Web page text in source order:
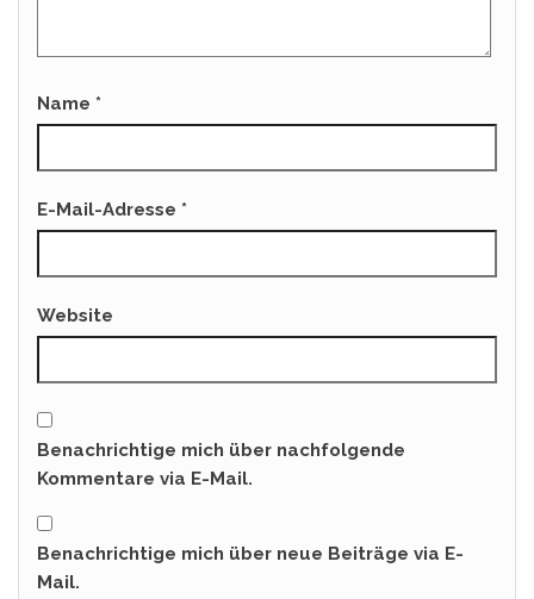
Name *
E-Mail-Adresse *
Website
Benachrichtige mich über nachfolgende
Kommentare via E-Mail.
Benachrichtige mich über neue Beiträge via E-
Mail.